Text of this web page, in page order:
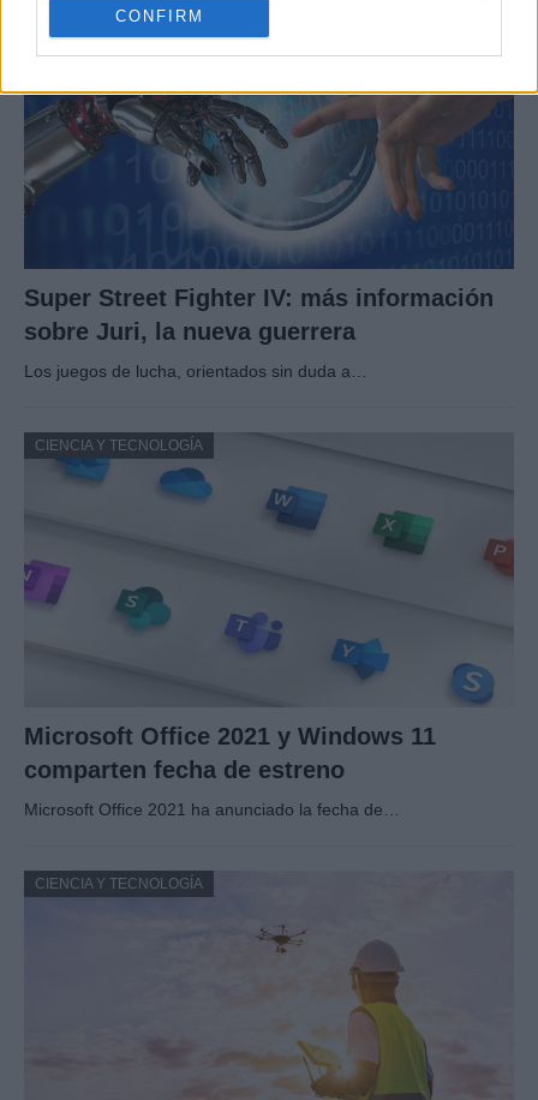
CONFIRM
CIENCIA Y TECNOLOGÍA
Super Street Fighter IV: más información
sobre Juri, la nueva guerrera
Los juegos de lucha, orientados sin duda a…
CIENCIA Y TECNOLOGÍA
Microsoft Office 2021 y Windows 11
comparten fecha de estreno
Microsoft Office 2021 ha anunciado la fecha de…
CIENCIA Y TECNOLOGÍA